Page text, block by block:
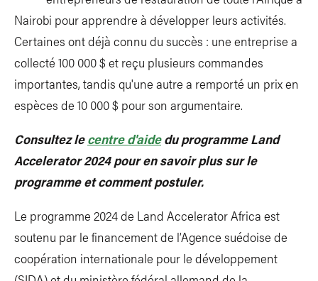
Nairobi pour apprendre à développer leurs activités.
Certaines ont déjà connu du succès : une entreprise a
collecté 100 000 $ et reçu plusieurs commandes
importantes, tandis qu'une autre a remporté un prix en
espèces de 10 000 $ pour son argumentaire.
Consultez lecentre d'aidedu programme Land
Accelerator 2024 pour en savoir plus sur le
programme et comment postuler.
Le programme 2024 de Land Accelerator Africa est
soutenu par le financement de l’Agence suédoise de
coopération internationale pour le développement